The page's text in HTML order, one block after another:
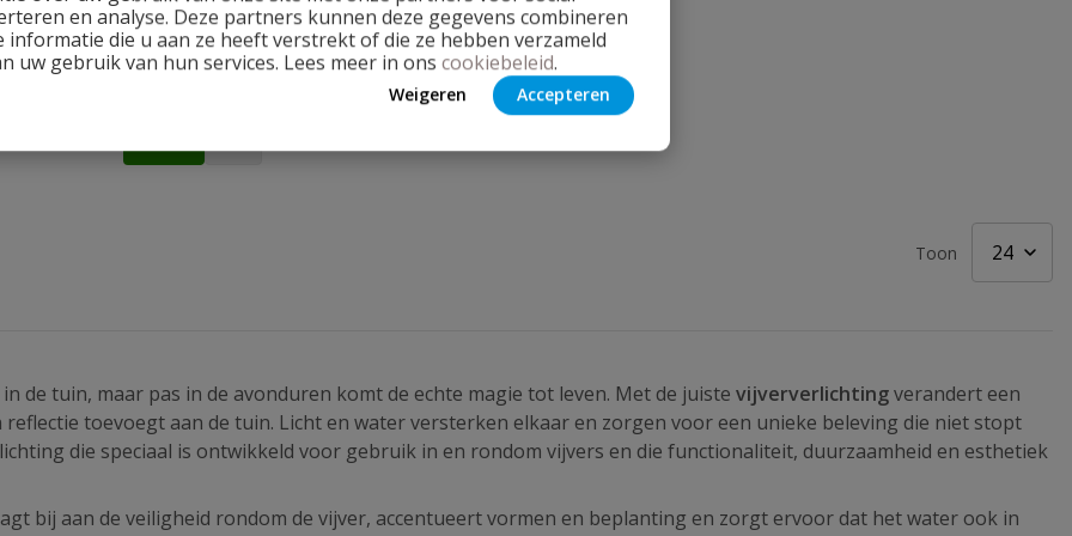
en analyse. Deze partners kunnen deze gegevens combineren
informatie die u aan ze heeft verstrekt of die ze hebben verzameld
uw gebruik van hun services. Lees meer in ons cookiebeleid.
Weigeren Accepteren
Toon
de tuin, maar pas in de avonduren komt de echte magie tot leven. Met de juiste vijververlichtingverandert een
toevoegt aan de tuin. Licht en water versterken elkaar en zorgen voor een unieke beleving die niet stopt
die speciaal is ontwikkeld voor gebruik in en rondom vijvers en die functionaliteit, duurzaamheid en esthetiek
bij aan de veiligheid rondom de vijver, accentueert vormen en beplanting en zorgt ervoor dat het water ook in